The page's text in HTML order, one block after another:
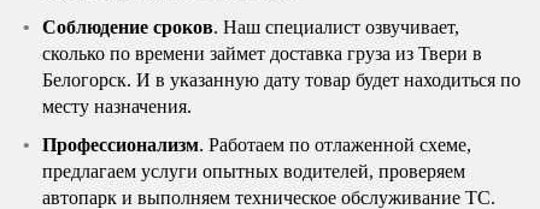
Соблюдение сроков. Наш специалист озвучивает,
сколько по времени займет доставка груза из Твери в
Белогорск. И в указанную дату товар будет находиться по
месту назначения.
Профессионализм. Работаем по отлаженной схеме,
предлагаем услуги опытных водителей, проверяем
автопарк и выполняем техническое обслуживание ТС.